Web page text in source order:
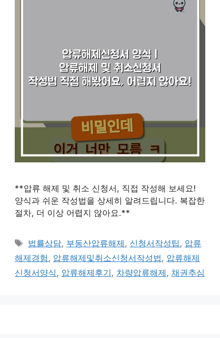
**압류 해제 및 취소 신청서, 직접 작성해 보세요!
양식과 쉬운 작성법을 상세히 알려드립니다. 복잡한
절차, 더 이상 어렵지 않아요.**
태
그
법률상담, 부동산압류해제 , 신청서작성팁, 압류
해제경험, 압류해제및취소신청서작성법, 압류해제
신청서양식, 압류해제후기 , 차량압류해제 , 채권추심